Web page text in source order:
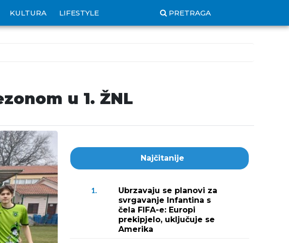
KULTURA LIFESTYLE PRETRAGA
u 1. ŽNL
Najčitanije
1.
Ubrzavaju se planovi za
svrgavanje Infantina s
čela FIFA-e: Europi
prekipjelo, uključuje se
Amerika